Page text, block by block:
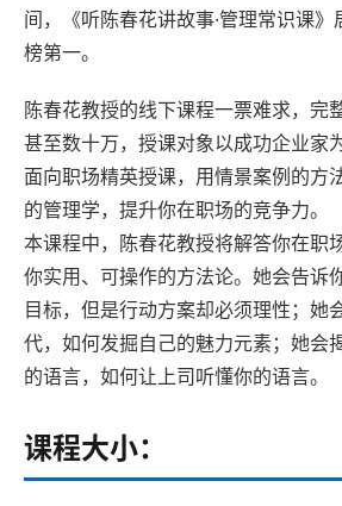
间，《听陈春花讲故事·管理常识课
榜第一。
陈春花教授的线下课程一票难求，完
甚至数十万，授课对象以成功企业家
面向职场精英授课，用情景案例的方
的管理学，提升你在职场的竞争力。
本课程中，陈春花教授将解答你在职
你实用、可操作的方法论。她会告诉
目标，但是行动方案却必须理性；她
代，如何发掘自己的魅力元素；她会
的语言，如何让上司听懂你的语言。
课程大小：